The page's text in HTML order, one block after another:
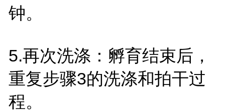
钟。
5.再次洗涤：孵育结束后，
重复步骤3的洗涤和拍干过
程。